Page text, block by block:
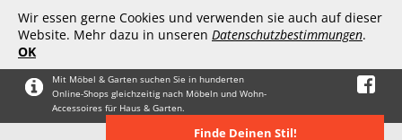
Wir essen gerne Cookies und verwenden sie auch auf dieser
Website. Mehr dazu in unseren Datenschutzbestimmungen.
OK
Mit Möbel & Garten suchen Sie in hunderten
Online-Shops gleichzeitig nach Möbeln und Wohn-
Accessoires für Haus & Garten.
Finde Deinen Stil!